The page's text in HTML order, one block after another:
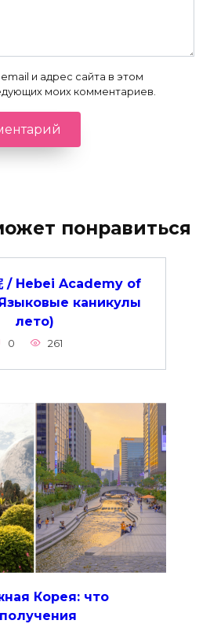
и адрес сайта в этом
моих комментариев.
понравиться
/ Hebei Academy of
каникулы
лето)
0 261
Корея: что